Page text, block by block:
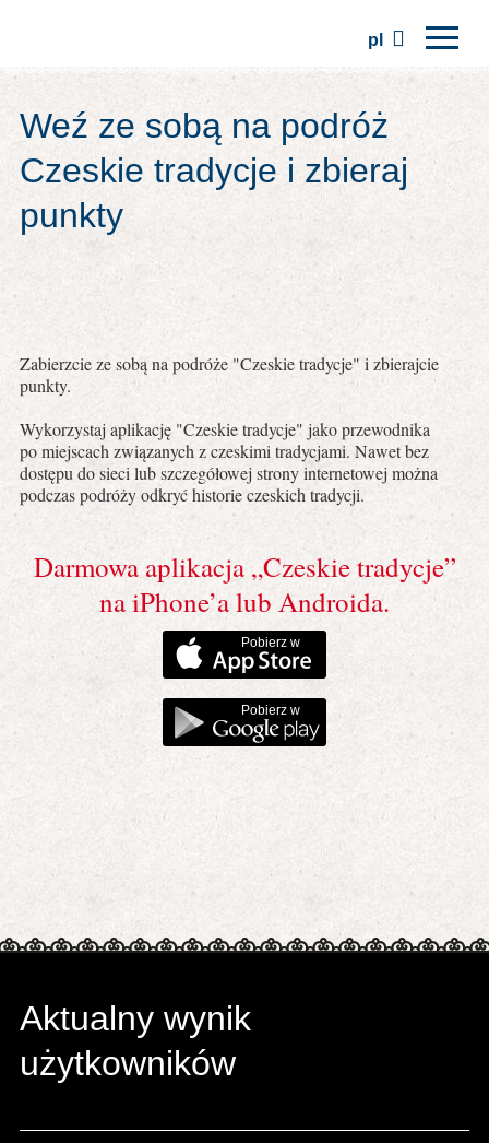
pl
Regiony
Tradycje
Wycieczki
Weź ze sobą na podróż
Czeskie tradycje i zbieraj
punkty
Zabierzcie ze sobą na podróże "Czeskie tradycje" i zbierajcie
punkty.
Wykorzystaj aplikację "Czeskie tradycje" jako przewodnika
po miejscach związanych z czeskimi tradycjami. Nawet bez
dostępu do sieci lub szczegółowej strony internetowej można
podczas podróży odkryć historie czeskich tradycji.
Darmowa aplikacja „Czeskie tradycje”
na iPhone’a lub Androida.
Pobierz w
Pobierz w
Aktualny wynik
użytkowników